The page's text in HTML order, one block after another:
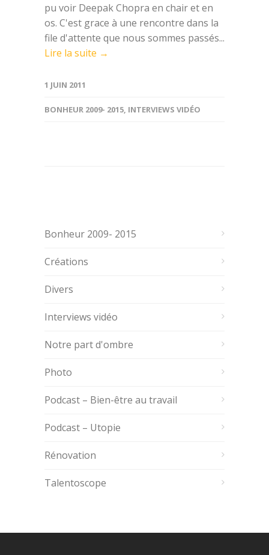
pu voir Deepak Chopra en chair et en
os. C'est grace à une rencontre dans la
file d'attente que nous sommes passés...
Lire la suite →
1 JUIN 2011
BONHEUR 2009- 2015, INTERVIEWS VIDÉO
Bonheur 2009- 2015
Créations
Divers
Interviews vidéo
Notre part d'ombre
Photo
Podcast – Bien-être au travail
Podcast – Utopie
Rénovation
Talentoscope